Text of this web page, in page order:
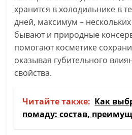
хранится в холодильнике в
дней, максимум –
бывают и природные
помогают косметике
оказывая губительного
свойства.
Читайте также: Как
помаду: состав,